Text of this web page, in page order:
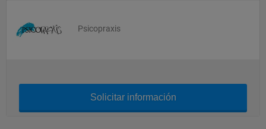
Psicopraxis
Solicitar información